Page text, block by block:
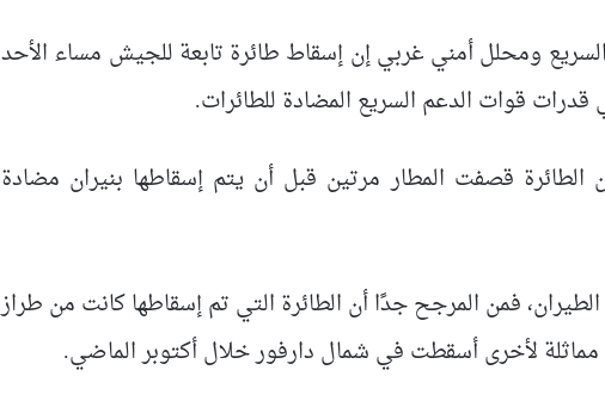
ومحلل أمني غربي إن إسقاط طائرة تابعة للجيش مساء الأحد
قوات الدعم السريع المضادة للطائرات.
قصفت المطار مرتين قبل أن يتم إسقاطها بنيران مضادة
فمن المرجح جدًا أن الطائرة التي تم إسقاطها كانت من طراز